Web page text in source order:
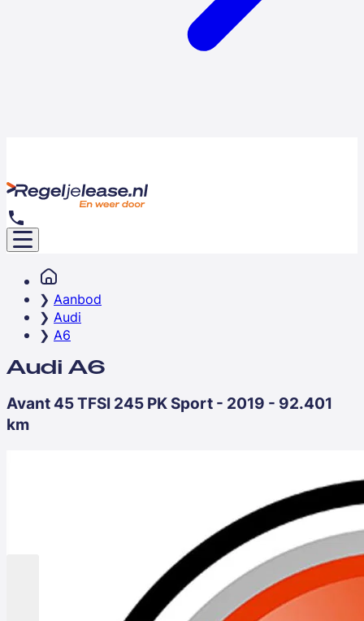
Aanbod
Audi
A6
Audi A6
Avant 45 TFSI 245 PK Sport - 2019 - 92.401
km